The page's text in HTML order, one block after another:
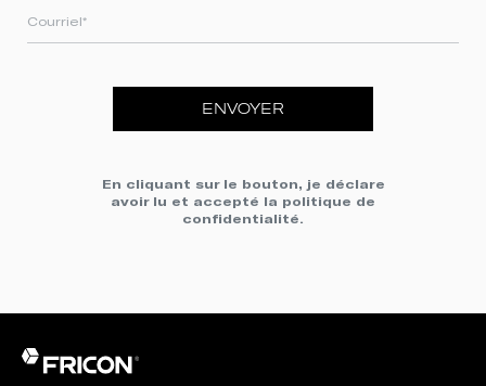
En cliquant sur le bouton, je déclare
avoir lu et accepté la politique de
confidentialité.
ENVOYER